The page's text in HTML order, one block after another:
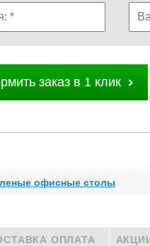
заказ в 1 клик
офисные столы
ОПЛАТА